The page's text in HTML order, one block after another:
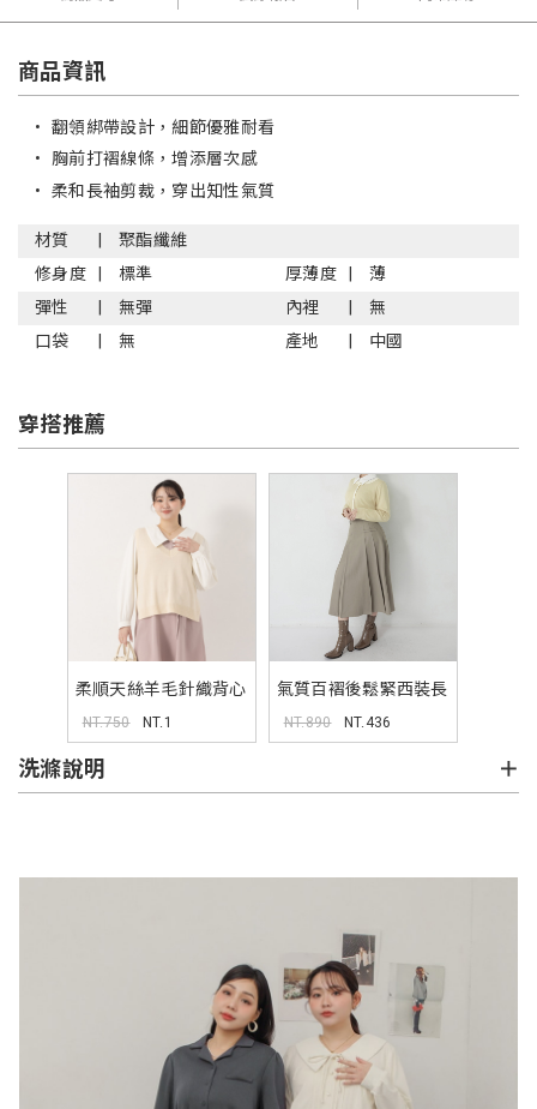
商品資訊
• 翻領綁帶設計，細節優雅耐看
• 胸前打褶線條，增添層次感
• 柔和長袖剪裁，穿出知性氣質
材質
聚酯纖維
修身度
標準 厚薄度
薄
彈性
無彈 內裡
無
口袋
無 產地 中國
穿搭推薦
柔順天絲羊毛針織背心
MISS
NT.750 NT.1
氣質百褶後鬆緊西裝長
裙 MISS
NT.890 NT.436
洗滌說明